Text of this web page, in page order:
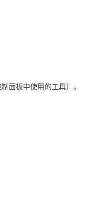
面板中使用的工具）。